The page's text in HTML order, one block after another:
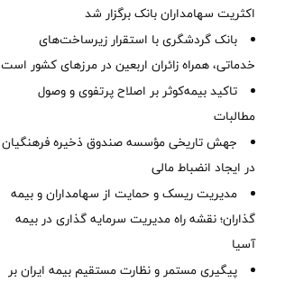
اکثریت سهامداران بانک برگزار شد
بانک گردشگری با استقرار زیرساخت‌های
خدماتی، همراه زائران اربعین در مرزهای کشور است
تاکید بیمه‌کوثر بر اصلاح پرتفوی و وصول
مطالبات ‌
جهش تاریخی مؤسسه صندوق ذخیره فرهنگیان
در ایجاد انضباط مالی
مدیریت ریسک و حمایت از سهامداران و بیمه
گذاران؛ نقشه راه مدیریت سرمایه گذاری در بیمه
آسیا
پیگیری مستمر و نظارت مستقیم بیمه ایران بر